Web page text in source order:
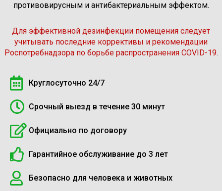
противовирусным и антибактериальным эффектом.
Для эффективной дезинфекции помещения следует
учитывать последние коррективы и рекомендации
Роспотребнадзора по борьбе распространения COVID-19.
Круглосуточно 24/7
Срочный выезд в течение 30 минут
Официально по договору
Гарантийное обслуживание до 3 лет
Безопасно для человека и животных